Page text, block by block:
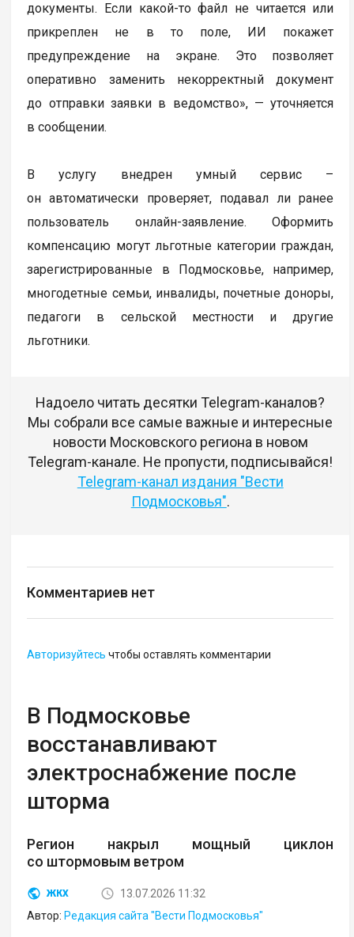
документы. Если какой-то файл не читается или
прикреплен не в то поле, ИИ покажет
предупреждение на экране. Это позволяет
оперативно заменить некорректный документ
до отправки заявки в ведомство», — уточняется
в сообщении.
В услугу внедрен умный сервис –
он автоматически проверяет, подавал ли ранее
пользователь онлайн-заявление. Оформить
компенсацию могут льготные категории граждан,
зарегистрированные в Подмосковье, например,
многодетные семьи, инвалиды, почетные доноры,
педагоги в сельской местности и другие
льготники.
Надоело читать десятки Telegram-каналов?
Мы собрали все самые важные и интересные
новости Московского региона в новом
Telegram-канале. Не пропусти, подписывайся!
Telegram-канал издания "Вести
Подмосковья".
Комментариев нет
Авторизуйтесь чтобы оставлять комментарии
В Подмосковье
восстанавливают
электроснабжение после
шторма
Регион накрыл мощный циклон
со штормовым ветром
ЖКХ
13.07.2026 11:32
Автор: Редакция сайта "Вести Подмосковья"